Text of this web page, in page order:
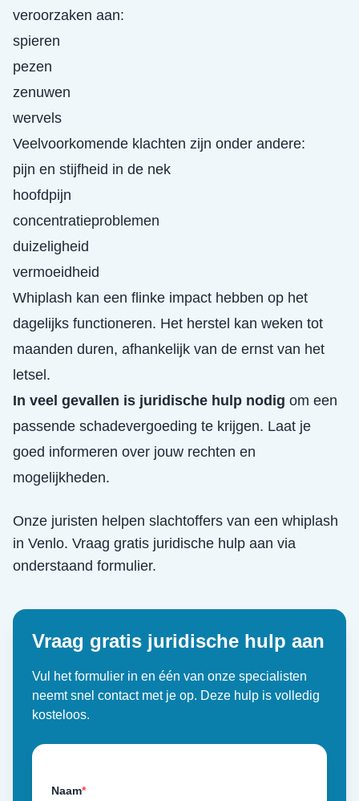
veroorzaken aan:
spieren
pezen
zenuwen
wervels
Veelvoorkomende klachten zijn onder andere:
pijn en stijfheid in de nek
hoofdpijn
concentratieproblemen
duizeligheid
vermoeidheid
Whiplash kan een flinke impact hebben op het
dagelijks functioneren. Het herstel kan weken tot
maanden duren, afhankelijk van de ernst van het
letsel.
In veel gevallen is juridische hulp nodig om een
passende schadevergoeding te krijgen. Laat je
goed informeren over jouw rechten en
mogelijkheden.
Onze juristen helpen slachtoffers van een whiplash
in Venlo. Vraag gratis juridische hulp aan via
onderstaand formulier.
Vraag gratis juridische hulp aan
Vul het formulier in en één van onze specialisten
neemt snel contact met je op. Deze hulp is volledig
kosteloos.
Naam*